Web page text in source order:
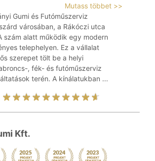
Mutass többet >>
Gumi és Futóműszerviz
városában, a Rákóczi utca
szám alatt működik egy modern
telephelyen. Ez a vállalat
szerepet tölt be a helyi
, fék- és futóműszerviz
terén. A kínálatukban ...
Kft.